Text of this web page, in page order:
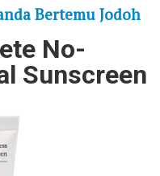
Bertemu Jodoh
No-
Sunscreen